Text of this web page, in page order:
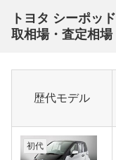
トヨタ シーポッ
取相場・査定相場
歴代モデル
初代